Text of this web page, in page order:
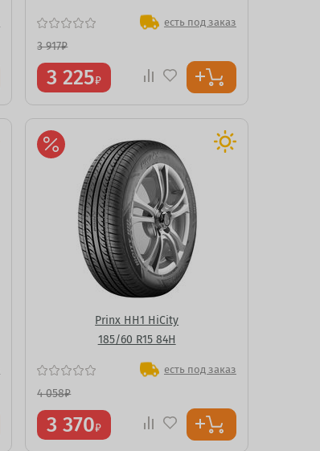
есть под заказ
3 917₽
3 225₽
Prinx HH1 HiCity
185/60 R15 84H
есть под заказ
4 058₽
3 370₽